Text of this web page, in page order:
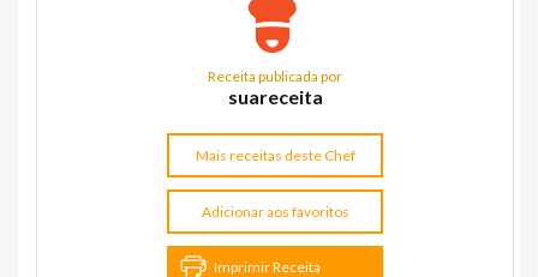
Receita publicada por
suareceita
Mais receitas deste Chef
Adicionar aos favoritos
Imprimir Receita